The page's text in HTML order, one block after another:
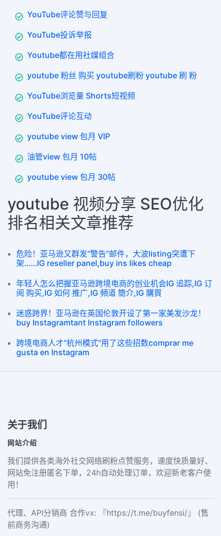
YouTube评论赞与回复
YouTube投诉举报
Youtube都在用社媒组合
youtube 粉丝 购买 youtube刷粉 youtube 刷 粉
YouTube浏览量 Shorts短视频
YouTube评论互动
youtube view 包月 VIP
油管view 包月 10帖
youtube view 包月 30帖
youtube 视频分享 SEO优化
排名相关文章推荐
危险！亚马逊又群发“警告”邮件，大波listing突遭下
架……IG reseller panel,buy ins likes cheap
年轻人怎么把握亚马逊跨境电商的创业机会IG 追踪,IG 订
阅 购买,IG 如何 推广,IG 頻道 簡介,IG 購買
迷惑跨界！亚马逊在英国伦敦开设了第一家美发沙龙！
buy Instagramtant Instagram followers
跨境电商人才“杭州模式”用了这些招数comprar me
gusta en Instagram
关于我们
网站介绍
我们提供各类海外社交网络刷粉点赞服务，速度快质量好、
网站免注册匿名下单，24h自动处理订单，欢迎新老客户使
用！
代理、API分销商 合作vx: 『https://t.me/buyfensi/』 (售
前商务沟通)